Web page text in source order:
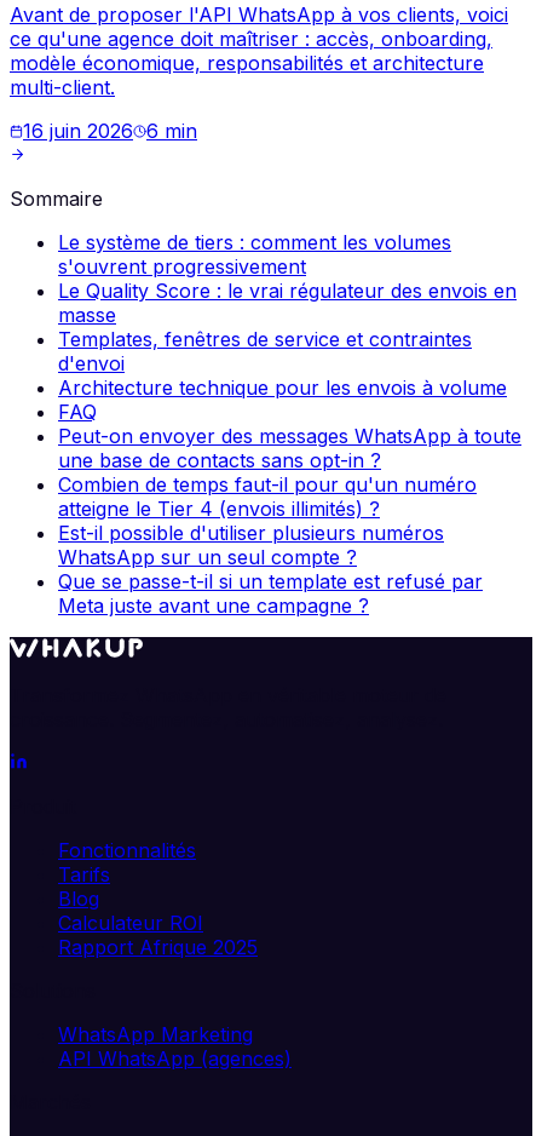
Avant de proposer l'API WhatsApp à vos clients, voici
ce qu'une agence doit maîtriser : accès, onboarding,
modèle économique, responsabilités et architecture
multi-client.
16 juin 2026 6 min
Sommaire
Le système de tiers : comment les volumes
s'ouvrent progressivement
Le Quality Score : le vrai régulateur des envois en
masse
Templates, fenêtres de service et contraintes
d'envoi
Architecture technique pour les envois à volume
FAQ
Peut-on envoyer des messages WhatsApp à toute
une base de contacts sans opt-in ?
Combien de temps faut-il pour qu'un numéro
atteigne le Tier 4 (envois illimités) ?
Est-il possible d'utiliser plusieurs numéros
WhatsApp sur un seul compte ?
Que se passe-t-il si un template est refusé par
Meta juste avant une campagne ?
Fonctionnalités
Tarifs
Blog
Calculateur ROI
Rapport Afrique 2025
WhatsApp Marketing
API WhatsApp (agences)